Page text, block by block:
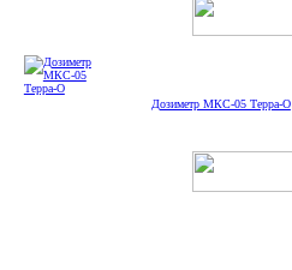
Дозиметр МКС-05 Терра-О